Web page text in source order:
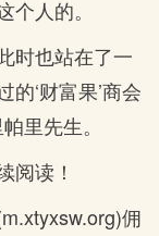
人的。
时也站在了一
‘财富果’商会
里先生。
阅读！
佣